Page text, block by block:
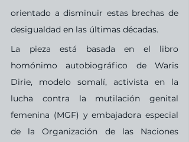
orientado a disminuir estas brechas de
desigualdad en las últimas décadas.
La pieza está basada en el libro
homónimo autobiográfico de Waris
Dirie, modelo somalí, activista en la
lucha contra la mutilación genital
femenina (MGF) y embajadora especial
de la Organización de las Naciones